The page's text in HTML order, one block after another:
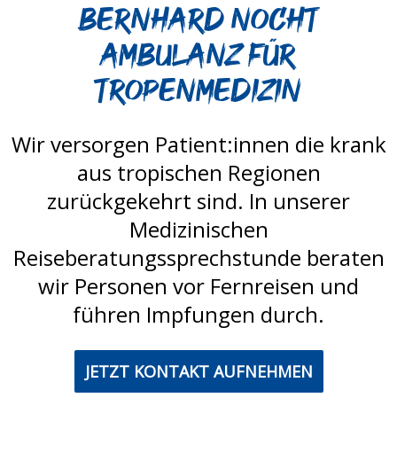
Bernhard Nocht
Ambulanz für
Tropenmedizin
Wir versorgen Patient:innen die krank
aus tropischen Regionen
zurückgekehrt sind. In unserer
Medizinischen
Reiseberatungssprechstunde beraten
wir Personen vor Fernreisen und
führen Impfungen durch.
JETZT KONTAKT AUFNEHMEN